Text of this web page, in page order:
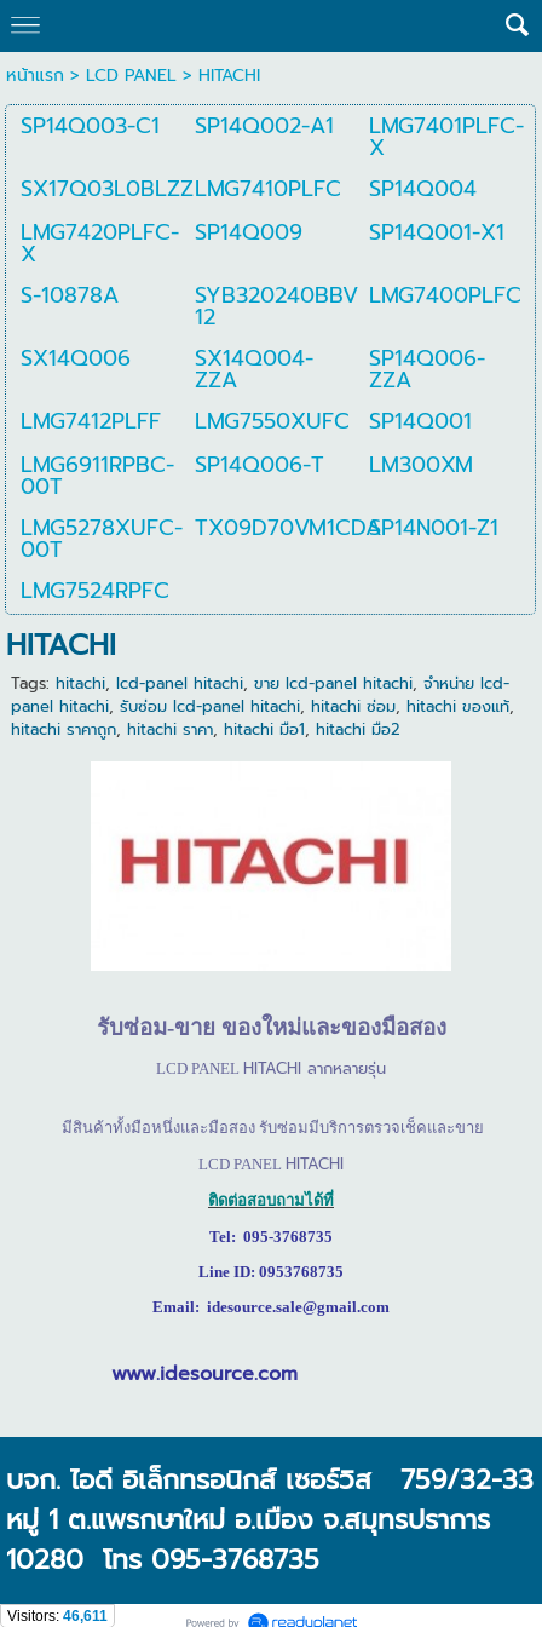
หน้าแรก > LCD PANEL> HITACHI
SP14Q003-C1 SP14Q002-A1 LMG7401PLFC-
X
SX17Q03L0BLZZLMG7410PLFC
SP14Q004
LMG7420PLFC-
X
SP14Q009
SP14Q001-X1
S-10878A
SYB320240BBV
12
LMG7400PLFC
SX14Q006
SX14Q004-
ZZA
SP14Q006-
ZZA
LMG7412PLFF
LMG7550XUFC
SP14Q001
LMG6911RPBC-
00T
SP14Q006-T
LM300XM
LMG5278XUFC-
00T
TX09D70VM1CDASP14N001-Z1
LMG7524RPFC
HITACHI
Tags: hitachi, lcd-panel hitachi, ขาย lcd-panel hitachi, จำหน่าย lcd-
panel hitachi, รับซ่อม lcd-panel hitachi, hitachi ซ่อม, hitachi ของแท้,
hitachi ราคาถูก, hitachi ราคา, hitachi มือ1, hitachi มือ2
รับซ่อม-ขาย ของใหม่และของมือสอง
LCD PANEL HITACHI ลากหลายรุ่น
มีสินค้าทั้งมือหนึ่งและมือสอง รับซ่อมมีบริการตรวจเช็คและขาย
LCD PANEL HITACHI
ติดต่อสอบถามได้ที่
Tel: 095-3768735
Line ID: 0953768735
Email: idesource.sale@gmail.com
www.idesource.com
บจก. ไอดี อิเล็กทรอนิกส์ เซอร์วิส 759/32-33
หมู่ 1 ต.แพรกษาใหม่ อ.เมือง จ.สมุทรปราการ
10280 โทร 095-3768735
Visitors: 46,611